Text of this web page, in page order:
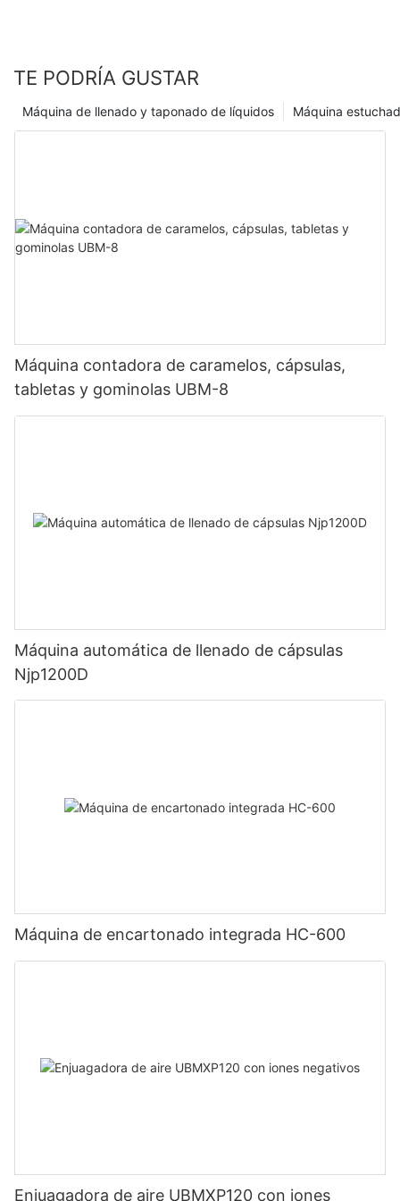
una herramienta valiosa para lograr estos objetivos.
TE PODRÍA GUSTAR
Máquina
Máquina de llenado y taponado de líquidos
Máquina contadora de caramelos, cápsulas,
tabletas y gominolas UBM-8
Máquina automática de llenado de cápsulas
Njp1200D
Máquina de encartonado integrada HC-600
Enjuagadora de aire UBMXP120 con iones